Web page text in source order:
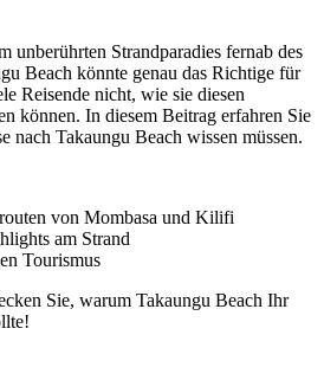
unberührten Strandparadies fernab des
Beach könnte genau das Richtige für
Reisende nicht, wie sie diesen
können. In diesem Beitrag erfahren Sie
nach Takaungu Beach wissen müssen.
von Mombasa und Kilifi
am Strand
Tourismus
Sie, warum Takaungu Beach Ihr